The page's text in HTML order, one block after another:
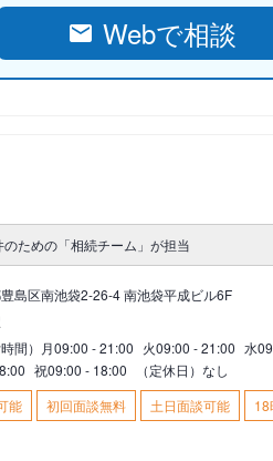
Webで相談
のための「相続チーム」が担当
島区南池袋2-26-4 南池袋平成ビル6F
間） 月09:00 - 21:00 火09:00 - 21:00 水
祝09:00 - 18:00
（定休日）なし
能
初回面談無料 土日面談可能